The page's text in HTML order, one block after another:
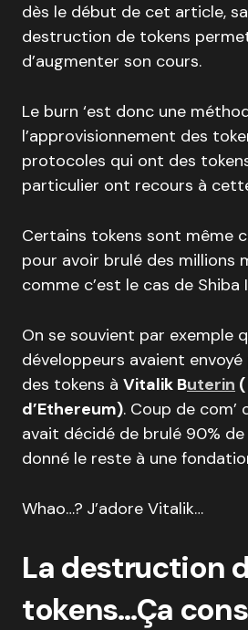
dès le début de cet article,
destruction de tokens
d’augmenter son cours.
Le burn ‘est donc une
l’approvisionnement des
protocoles qui ont des
particulier ont recours à
Certains tokens sont même
pour avoir brulé des millions
comme c’est le cas de Shiba
On se souvient par exemple
développeurs avaient
des tokens à Vitalik Buterin
d’Ethereum). Coup de com’
avait décidé de brulé 90%
donné le reste à une
Whao…? J’adore Vitalik…
La destruction
tokens…Ça